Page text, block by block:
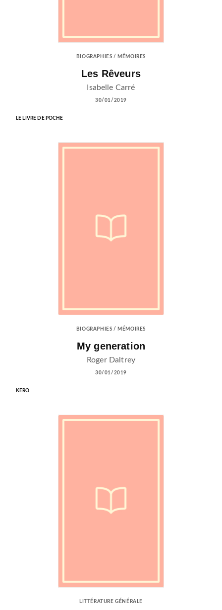
BIOGRAPHIES / MÉMOIRES
Les Rêveurs
Isabelle Carré
30/01/2019
LE LIVRE DE POCHE
BIOGRAPHIES / MÉMOIRES
My generation
Roger Daltrey
30/01/2019
KERO
LITTÉRATURE GÉNÉRALE